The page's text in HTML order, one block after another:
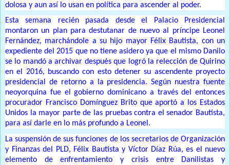
dolosa y aun así lo usan en política para ascender al poder.
Esta semana recién pasada desde el Palacio Presidencial
montaron un plan para destutanar de nuevo al príncipe Leonel
Fernández, marchándole a su hijo mayor Félix Bautista, con un
expediente del 2015 que no tiene asidero ya que el mismo Danilo
se lo mandó a archivar después que logró la relección de Quirino
en el 2016, buscando con esto detener su ascendente proyecto
presidencial de retorno a la presidencia. Según nuestra fuente
neoyorquina fue el gobierno dominicano a través del entonces
procurador Francisco Domínguez Brito que aportó a los Estados
Unidos la mayor parte de las pruebas contra el senador Bautista,
para así darle en lo más profundo a Leonel.
La suspensión de sus funciones de los secretarios de Organización
y Finanzas del PLD, Félix Bautista y Víctor Díaz Rúa, es el nuevo
elemento de enfrentamiento y crisis entre Danilistas y